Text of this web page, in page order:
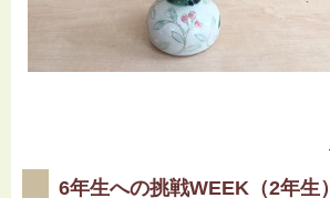
6年生への挑戦WEEK（2年生）